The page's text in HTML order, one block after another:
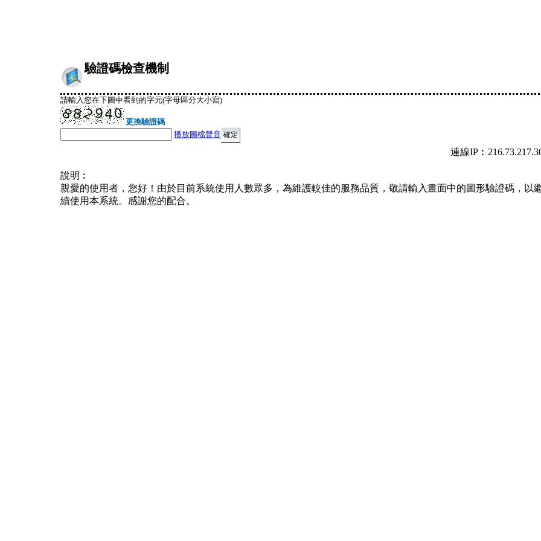
驗證碼檢查機制
請輸入您在下圖中看到的字元(字母區分大小寫)
更換驗證碼
播放圖檔聲音
連線
說明︰
親愛的使用者，您好！由於目前系統使用人數眾多，為維護較佳的服務品質，敬請輸入畫面中的圖形驗證碼，以
續使用本系統。感謝您的配合。